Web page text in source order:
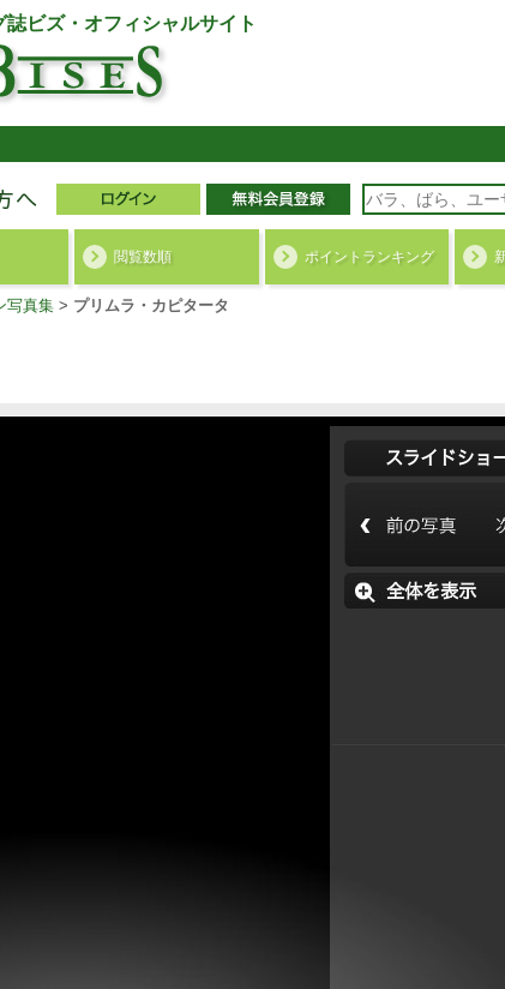
誌ビズ・オフィシャルサイト
閲覧数順 ポイント ランキング
写真集 > プリムラ・カピタータ